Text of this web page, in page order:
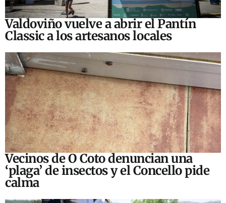
Valdoviño vuelve a abrir el Pantín
Classic a los artesanos locales
Vecinos de O Coto denuncian una
‘plaga’ de insectos y el Concello pide
calma